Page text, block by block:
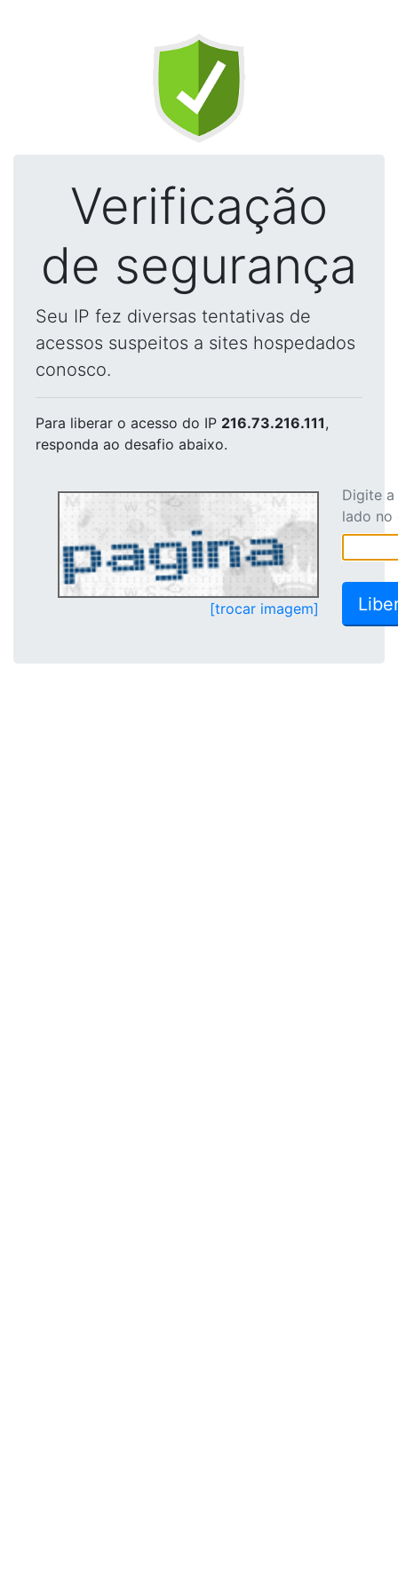
Verificação
de segurança
Seu IP fez diversas tentativas de
acessos suspeitos a sites hospedados
conosco.
Para liberar o acesso do IP 216.73.216.111,
responda ao desafio abaixo.
[trocar imagem]
Digite
lado no